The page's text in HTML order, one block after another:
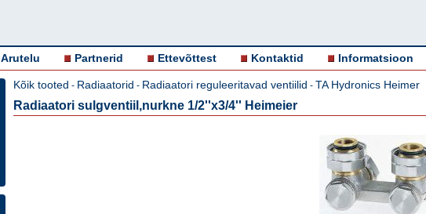
Arutelu Partnerid Ettevõttest Kontaktid Informatsioon
Kõik tooted - Radiaatorid - Radiaatori reguleeritavad ventiilid - TA Hydronics Heimer
Radiaatori sulgventiil,nurkne 1/2''x3/4'' Heimeier